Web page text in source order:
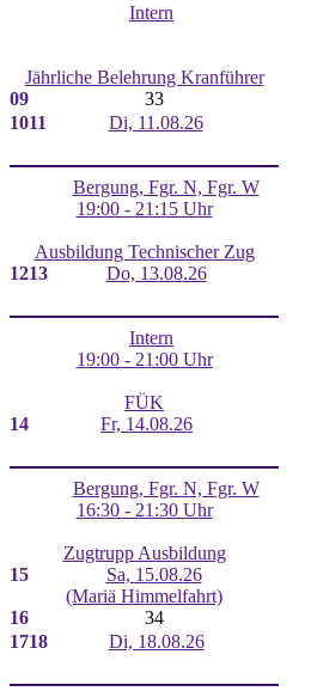
Intern
Jährliche Belehrung Kranführer
09
33
1011 Di, 11.08.26
Bergung, Fgr. N, Fgr. W
19:00 - 21:15 Uhr
Ausbildung Technischer Zug
1213 Do, 13.08.26
Intern
19:00 - 21:00 Uhr
FÜK
14
Fr, 14.08.26
Bergung, Fgr. N, Fgr. W
16:30 - 21:30 Uhr
Zugtrupp Ausbildung
15
Sa, 15.08.26
(Mariä Himmelfahrt)
16
34
1718 Di, 18.08.26